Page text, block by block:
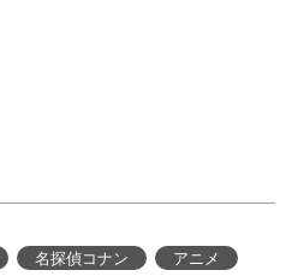
名探偵コナン
アニメ